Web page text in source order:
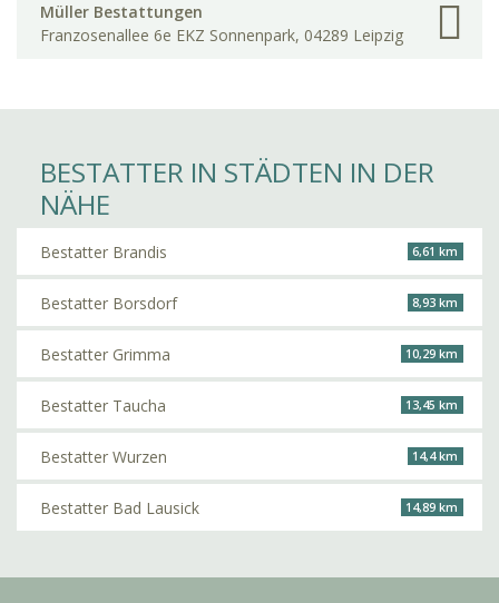
Müller Bestattungen
Franzosenallee 6e EKZ Sonnenpark, 04289 Leipzig
BESTATTER IN STÄDTEN IN DER
NÄHE
Bestatter Brandis 6,61 km
Bestatter Borsdorf 8,93 km
Bestatter Grimma 10,29 km
Bestatter Taucha 13,45 km
Bestatter Wurzen 14,4 km
Bestatter Bad Lausick 14,89 km